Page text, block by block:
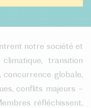
notre société et
transition
concurrence globale,
conflits majeurs –
réfléchissent,